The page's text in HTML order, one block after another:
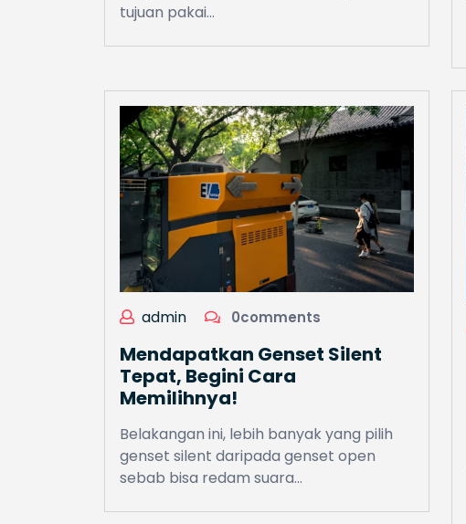
tujuan pakai…
admin 0comments
Mendapatkan Genset Silent
Tepat, Begini Cara
Memilihnya!
Belakangan ini, lebih banyak yang pilih
genset silent daripada genset open
sebab bisa redam suara…